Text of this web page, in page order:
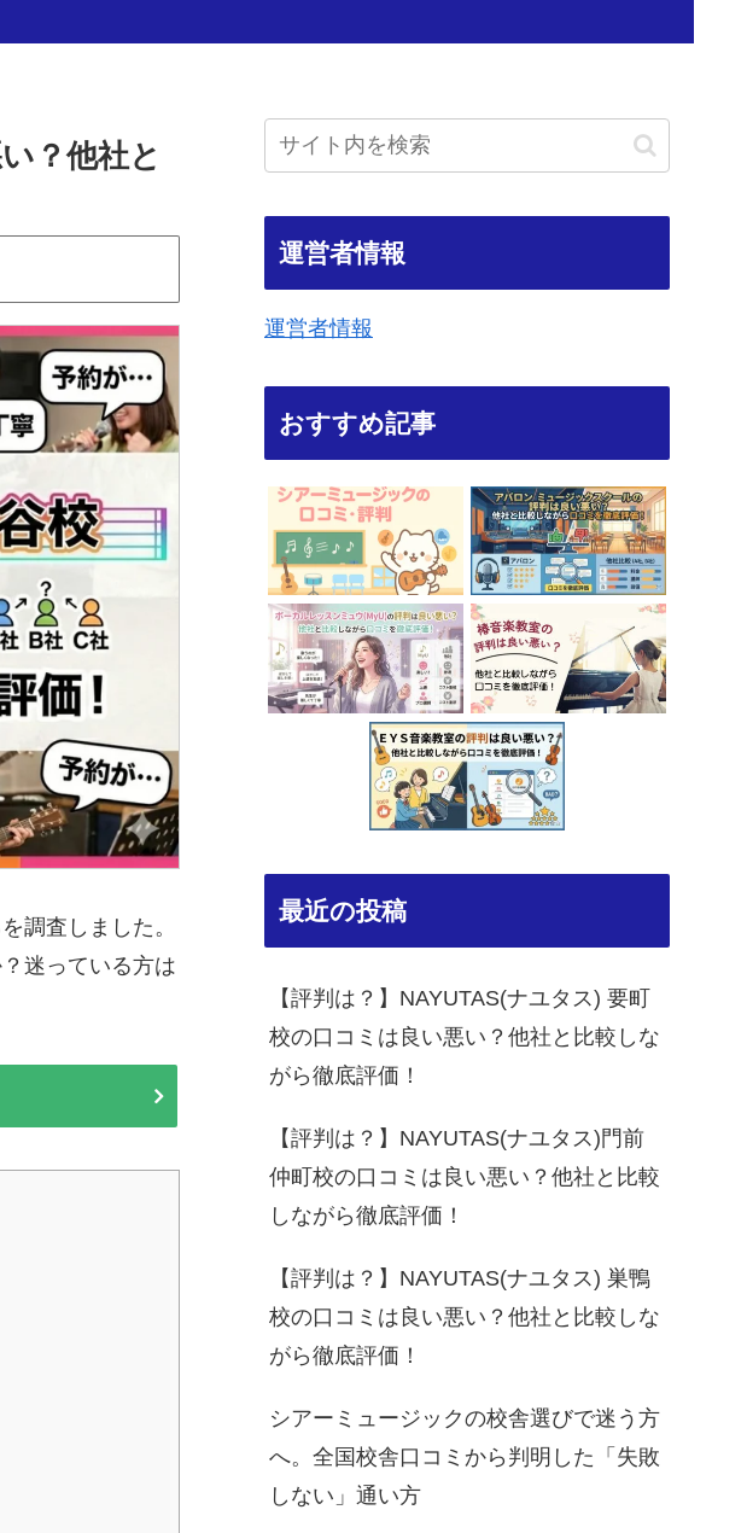
？他社と
調査しました。
迷っている方は
運営者情報
運営者情報
おすすめ記事
最近の投稿
【評判は？】NAYUTAS(ナユタス) 要町
校の口コミは良い悪い？他社と比較しな
がら徹底評価！
【評判は？】NAYUTAS(ナユタス)門前
仲町校の口コミは良い悪い？他社と比較
しながら徹底評価！
【評判は？】NAYUTAS(ナユタス) 巣鴨
校の口コミは良い悪い？他社と比較しな
がら徹底評価！
シアーミュージックの校舎選びで迷う方
へ。全国校舎口コミから判明した「失敗
しない」通い方